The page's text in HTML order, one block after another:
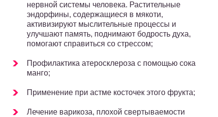
нервной системы человека. Растительные
эндорфины, содержащиеся в мякоти,
активизируют мыслительные процессы и
улучшают память, поднимают бодрость духа,
помогают справиться со стрессом;
Профилактика атеросклероза с помощью сока
манго;
Применение при астме косточек этого фрукта;
Лечение варикоза, плохой свертываемости